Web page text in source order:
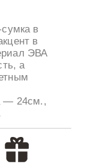
в
в
ЭВА
а
— 24см.,